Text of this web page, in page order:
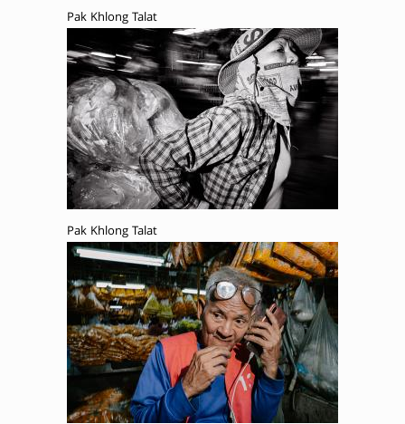
Pak Khlong Talat
Pak Khlong Talat